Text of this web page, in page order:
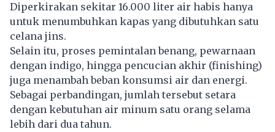
Diperkirakan sekitar 16.000 liter air habis hanya
untuk menumbuhkan kapas yang dibutuhkan satu
celana jins.
Selain itu, proses pemintalan benang, pewarnaan
dengan indigo, hingga pencucian akhir (finishing)
juga menambah beban konsumsi air dan energi.
Sebagai perbandingan, jumlah tersebut setara
dengan kebutuhan air minum satu orang selama
lebih dari dua tahun.